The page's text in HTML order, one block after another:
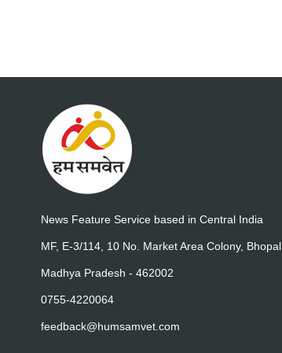
News Feature Service based in Central India
MF, E-3/114, 10 No. Market Area Colony, Bhopal
Madhya Pradesh - 462002
0755-4220064
feedback@humsamvet.com